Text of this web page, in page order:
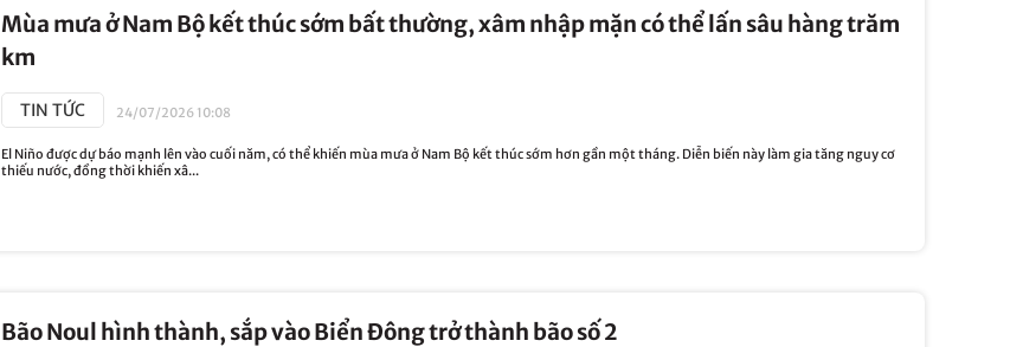
Mùa mưa ở Nam Bộ kết thúc sớm bất thường, xâm nhập mặn có thể lấn sâu hàng trăm
km
TIN TỨC 24/07/2026 10:08
El Niño được dự báo mạnh lên vào cuối năm, có thể khiến mùa mưa ở Nam Bộ kết thúc sớm hơn gần một tháng. Diễn biến này làm gia tăng nguy cơ
thiếu nước, đồng thời khiến xâ...
Bão Noul hình thành, sắp vào Biển Đông trở thành bão số 2